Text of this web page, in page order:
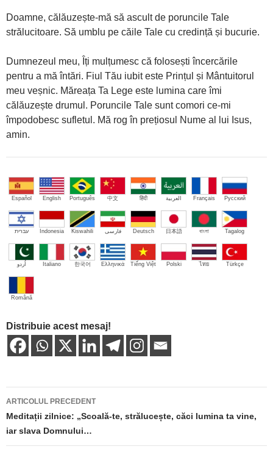
Doamne, călăuzește-mă să ascult de poruncile Tale
strălucitoare. Să umblu pe căile Tale cu credință și bucurie.
Dumnezeul meu, Îți mulțumesc că folosești încercările
pentru a mă întări. Fiul Tău iubit este Prințul și Mântuitorul
meu veșnic. Măreața Ta Lege este lumina care îmi
călăuzește drumul. Poruncile Tale sunt comori ce-mi
împodobesc sufletul. Mă rog în prețiosul Nume al lui Isus,
amin.
Español English Português 中文 हिंदी العربية Français Русский
עברית Indonesia Kiswahili فارسی Deutsch 日本語 বাংলা Tagalog
اُردو Italiano 한국어 Ελληνικά Tiếng Việt Polski ไทย Türkçe
Română
Distribuie acest mesaj!
Navigare
în
articole
ARTICOLUL PRECEDENT
Meditații zilnice: „Scoală-te, strălucește, căci lumina ta vine,
iar slava Domnului…